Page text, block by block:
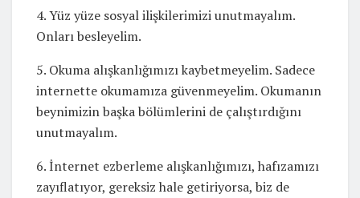
4. Yüz yüze sosyal ilişkilerimizi unutmayalım.
Onları besleyelim.
5. Okuma alışkanlığımızı kaybetmeyelim. Sadece
internette okumamıza güvenmeyelim. Okumanın
beynimizin başka bölümlerini de çalıştırdığını
unutmayalım.
6. İnternet ezberleme alışkanlığımızı, hafızamızı
zayıflatıyor, gereksiz hale getiriyorsa, biz de